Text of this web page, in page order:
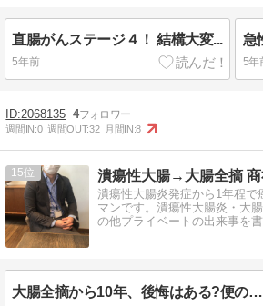
直腸がんステージ４！ 結構大変...
5年前 5年
2068135 4
週間IN:0 週間OUT:32 月間IN:8
15 潰瘍性大腸→大腸全摘
潰瘍性大腸炎発症から1年程で
マンです。潰瘍性大腸炎・大
の他プライベートの出来事を書
大腸全摘から10年、後悔はある?便の回数・食事・仕事の「その後」を正直に話します【体験談】